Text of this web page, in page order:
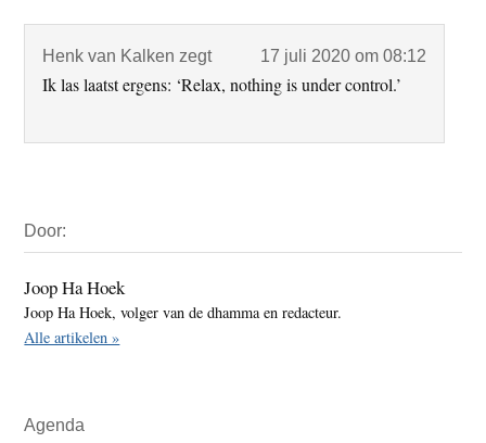
Henk van Kalken zegt 17 juli 2020 om 08:12
Ik las laatst ergens: ‘Relax, nothing is under control.’
Sidebar
Door:
Joop Ha Hoek
Joop Ha Hoek, volger van de dhamma en redacteur.
Alle artikelen »
Agenda